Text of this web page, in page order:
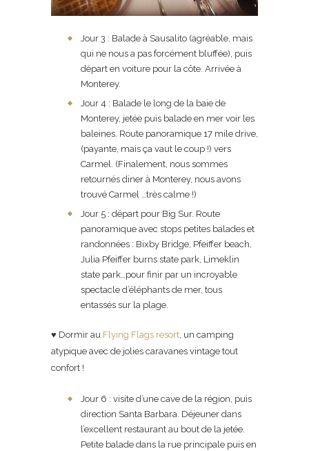
Jour 3 : Balade à Sausalito (agréable, mais
qui ne nous a pas forcément bluffée), puis
départ en voiture pour la côte. Arrivée à
Monterey.
Jour 4 : Balade le long de la baie de
Monterey, jetée puis balade en mer voir les
baleines. Route panoramique 17 mile drive,
(payante, mais ça vaut le coup !) vers
Carmel. (Finalement, nous sommes
retournés diner à Monterey, nous avons
trouvé Carmel …très calme !)
Jour 5 : départ pour Big Sur. Route
panoramique avec stops petites balades et
randonnées : Bixby Bridge, Pfeiffer beach,
Julia Pfeiffer burns state park, Limeklin
state park…pour finir par un incroyable
spectacle d’éléphants de mer, tous
entassés sur la plage.
♥ Dormir au Flying Flags resort, un camping
atypique avec de jolies caravanes vintage tout
confort !
Jour 6 : visite d’une cave de la région, puis
direction Santa Barbara. Déjeuner dans
l’excellent restaurant au bout de la jetée.
Petite balade dans la rue principale puis en